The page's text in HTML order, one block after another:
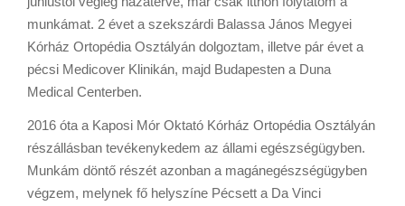
munkámat. 2 évet a szekszárdi Balassa János Megyei
Kórház Ortopédia Osztályán dolgoztam, illetve pár évet a
pécsi Medicover Klinikán, majd Budapesten a Duna
Medical Centerben.
2016 óta a Kaposi Mór Oktató Kórház Ortopédia Osztályán
részállásban tevékenykedem az állami egészségügyben.
Munkám döntő részét azonban a magánegészségügyben
végzem, melynek fő helyszíne Pécsett a Da Vinci